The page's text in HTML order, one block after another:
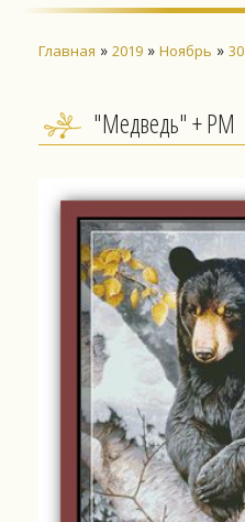
Главная » 2019 » Ноябрь » 30
"Медведь" + РМ